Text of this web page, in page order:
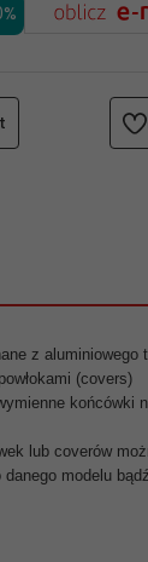
z aluminiowego
(covers)
końcówki
lub coverów
modelu